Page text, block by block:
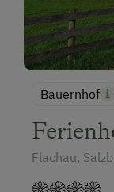
Bauernhof
Flachau,